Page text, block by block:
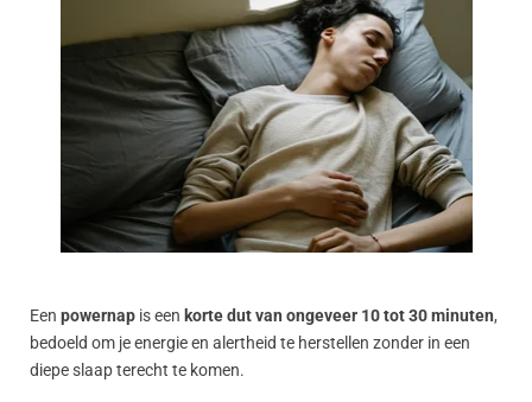
Een powernap is een korte dut van ongeveer 10 tot 30 minuten,
bedoeld om je energie en alertheid te herstellen zonder in een
diepe slaap terecht te komen.